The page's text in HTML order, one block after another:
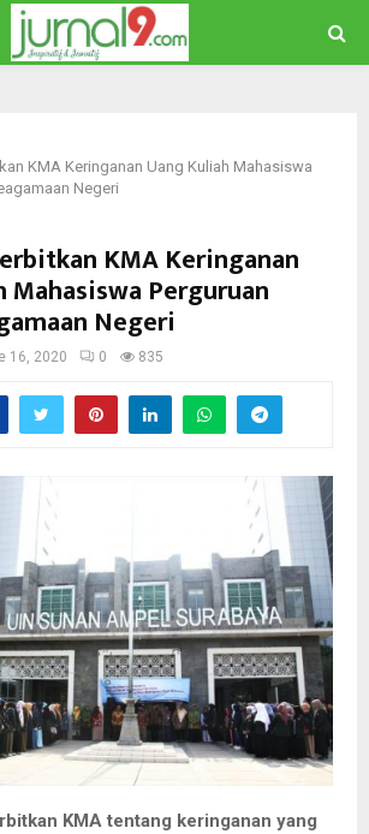
KMA Keringanan Uang Kuliah Mahasiswa
Negeri
KMA Keringanan
Mahasiswa Perguruan
Negeri
16, 2020 0 835
KMA tentang keringanan yang